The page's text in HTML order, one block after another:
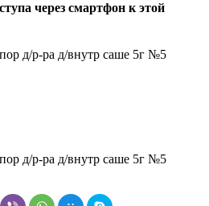
через смартфон к этой
д/р-ра д/внутр саше 5г №5
д/р-ра д/внутр саше 5г №5